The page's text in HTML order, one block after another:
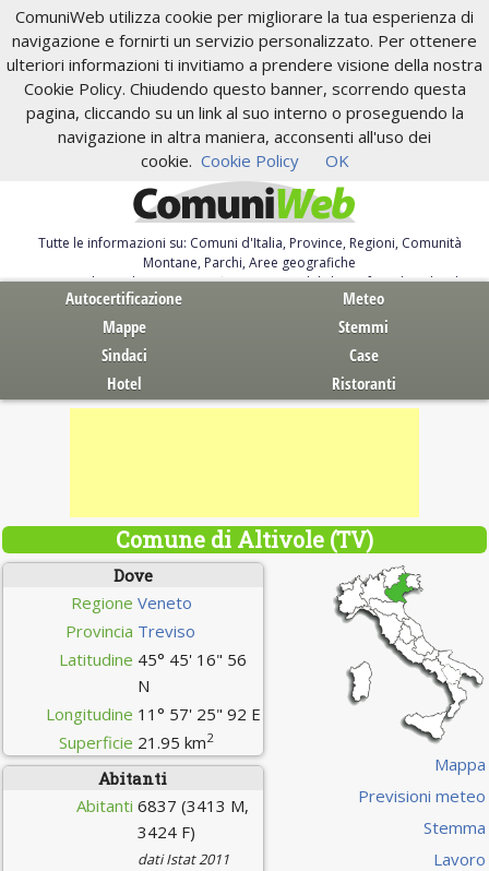
ComuniWeb utilizza cookie per migliorare la tua esperienza di
navigazione e fornirti un servizio personalizzato. Per ottenere
ulteriori informazioni ti invitiamo a prendere visione della nostra
Cookie Policy. Chiudendo questo banner, scorrendo questa
pagina, cliccando su un link al suo interno o proseguendo la
navigazione in altra maniera, acconsenti all'uso dei
cookie. Cookie Policy OK
Tutte le informazioni su: Comuni d'Italia, Province, Regioni, Comunità
Montane, Parchi, Aree geografiche
Servizi al Cittadino. Autocertificazione, moduli, leggi, free download
Autocertificazione
Meteo
Mappe
Stemmi
Sindaci
Case
Hotel
Ristoranti
Comune di Altivole (TV)
Dove
Regione Veneto
Provincia Treviso
Latitudine 45° 45' 16" 56
N
Longitudine 11° 57' 25" 92 E
Superficie 21.95 km2
Abitanti
Abitanti 6837 (3413 M,
3424 F)
dati Istat 2011
Mappa
Previsioni meteo
Stemma
Lavoro